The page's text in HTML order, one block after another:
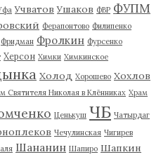
Учватов Ушаков ФВР ФУПМ
Ферапонтово Филипенко
Фридман Фролкин Фурсенко
Херсон Химки Химкинское
Холод Хорошево Хохлов
Святителя Николая в Клённиках Храм
Ценькуш ЧБ Чатырдаг
Чечулинская Чигирев
Шананин Шапиро Шапкин